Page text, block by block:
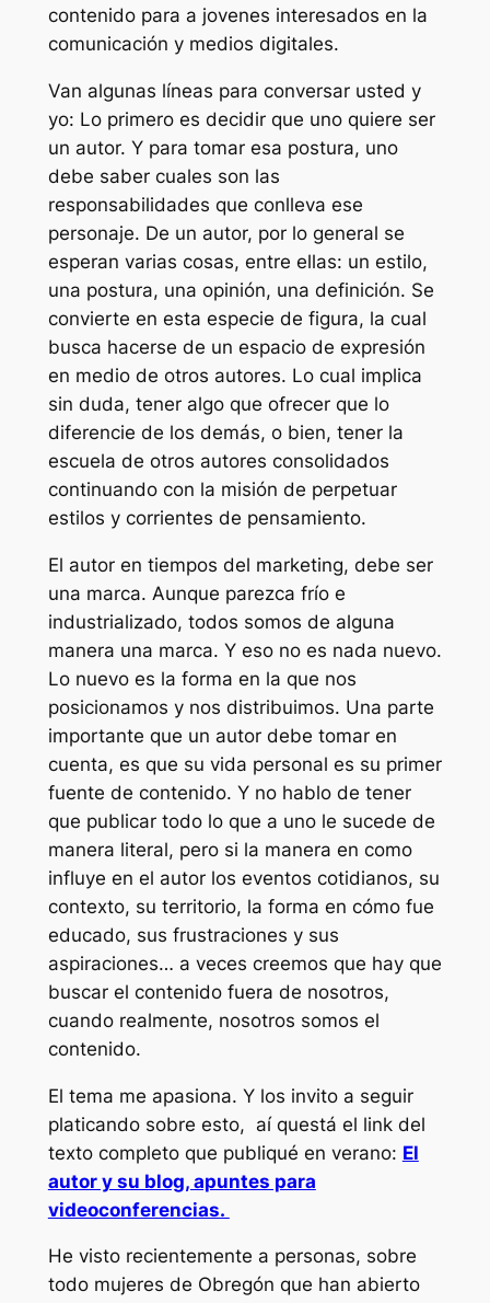
contenido para a jovenes interesados en la
comunicación y medios digitales.
Van algunas líneas para conversar usted y
yo: Lo primero es decidir que uno quiere ser
un autor. Y para tomar esa postura, uno
debe saber cuales son las
responsabilidades que conlleva ese
personaje. De un autor, por lo general se
esperan varias cosas, entre ellas: un estilo,
una postura, una opinión, una definición. Se
convierte en esta especie de figura, la cual
busca hacerse de un espacio de expresión
en medio de otros autores. Lo cual implica
sin duda, tener algo que ofrecer que lo
diferencie de los demás, o bien, tener la
escuela de otros autores consolidados
continuando con la misión de perpetuar
estilos y corrientes de pensamiento.
El autor en tiempos del marketing, debe ser
una marca. Aunque parezca frío e
industrializado, todos somos de alguna
manera una marca. Y eso no es nada nuevo.
Lo nuevo es la forma en la que nos
posicionamos y nos distribuimos. Una parte
importante que un autor debe tomar en
cuenta, es que su vida personal es su primer
fuente de contenido. Y no hablo de tener
que publicar todo lo que a uno le sucede de
manera literal, pero si la manera en como
influye en el autor los eventos cotidianos, su
contexto, su territorio, la forma en cómo fue
educado, sus frustraciones y sus
aspiraciones… a veces creemos que hay que
buscar el contenido fuera de nosotros,
cuando realmente, nosotros somos el
contenido.
El tema me apasiona. Y los invito a seguir
platicando sobre esto, aí questá el link del
texto completo que publiqué en verano: El
autor y su blog, apuntes para
videoconferencias.
He visto recientemente a personas, sobre
todo mujeres de Obregón que han abierto